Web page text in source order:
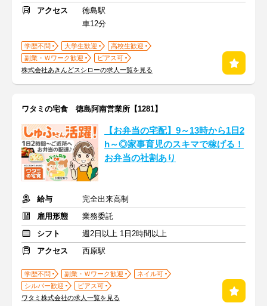
アクセス
徳島駅
車12分
学歴不問 大学生歓迎
高校生歓迎
副業・Ｗワーク歓迎
ピアス可
株式会社あきんどスシローの求人一覧を見る
ワタミの宅食 徳島阿南営業所【1281】
【お弁当の宅配】9～13時から1日2
h～◎家事育児のスキマで稼げる！
お弁当の社割あり
給与
完全出来高制
雇用形態
業務委託
シフト
週2日以上 1日2時間以上
アクセス
西原駅
学歴不問 副業・Ｗワーク歓迎
ネイル可
シルバー歓迎
ピアス可
ワタミ株式会社の求人一覧を見る